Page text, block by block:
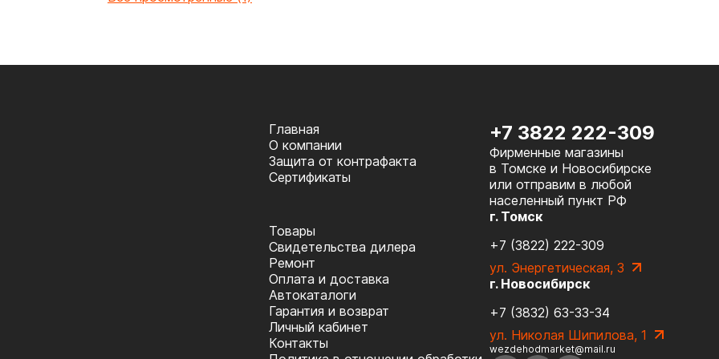
Главная
О компании
Защита от контрафакта
Сертификаты
Товары
Cвидетельства дилера
Ремонт
Оплата и доставка
Автокаталоги
Гарантия и возврат
Личный кабинет
Контакты
+7 3822 222-309
Фирменные магазины
в Томске и Новосибирске
или отправим в любой
населенный пункт РФ
г. Томск
+7 (3822) 222-309
ул. Энергетическая, 3
г. Новосибирск
+7 (3832) 63-33-34
ул. Николая Шипилова, 1
wezdehodmarket@mail.ru